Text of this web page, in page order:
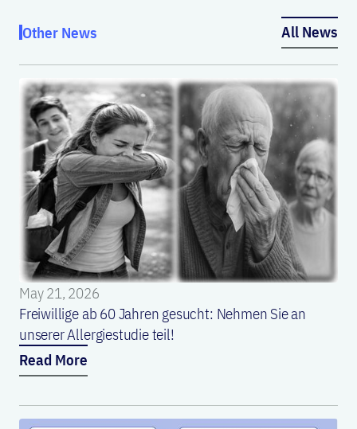
Other News All News
May 21, 2026
Freiwillige ab 60 Jahren gesucht: Nehmen Sie an
unserer Allergiestudie teil!
Read More